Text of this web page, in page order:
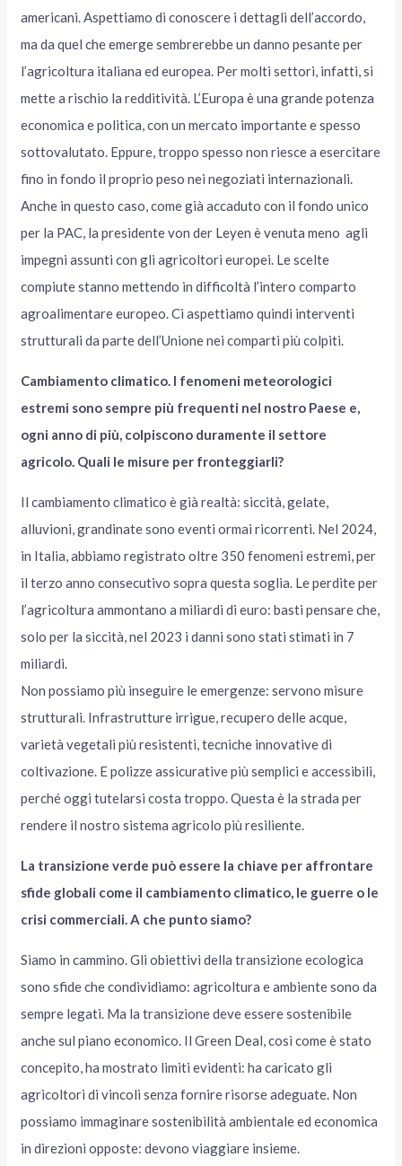
americani. Aspettiamo di conoscere i dettagli dell’accordo,
ma da quel che emerge sembrerebbe un danno pesante per
l’agricoltura italiana ed europea. Per molti settori, infatti, si
mette a rischio la redditività. L’Europa è una grande potenza
economica e politica, con un mercato importante e spesso
sottovalutato. Eppure, troppo spesso non riesce a esercitare
fino in fondo il proprio peso nei negoziati internazionali.
Anche in questo caso, come già accaduto con il fondo unico
per la PAC, la presidente von der Leyen è venuta meno agli
impegni assunti con gli agricoltori europei. Le scelte
compiute stanno mettendo in difficoltà l’intero comparto
agroalimentare europeo. Ci aspettiamo quindi interventi
strutturali da parte dell’Unione nei comparti più colpiti.
Cambiamento climatico. I fenomeni meteorologici
estremi sono sempre più frequenti nel nostro Paese e,
ogni anno di più, colpiscono duramente il settore
agricolo. Quali le misure per fronteggiarli?
Il cambiamento climatico è già realtà: siccità, gelate,
alluvioni, grandinate sono eventi ormai ricorrenti. Nel 2024,
in Italia, abbiamo registrato oltre 350 fenomeni estremi, per
il terzo anno consecutivo sopra questa soglia. Le perdite per
l’agricoltura ammontano a miliardi di euro: basti pensare che,
solo per la siccità, nel 2023 i danni sono stati stimati in 7
miliardi.
Non possiamo più inseguire le emergenze: servono misure
strutturali. Infrastrutture irrigue, recupero delle acque,
varietà vegetali più resistenti, tecniche innovative di
coltivazione. E polizze assicurative più semplici e accessibili,
perché oggi tutelarsi costa troppo. Questa è la strada per
rendere il nostro sistema agricolo più resiliente.
La transizione verde può essere la chiave per affrontare
sfide globali come il cambiamento climatico, le guerre o le
crisi commerciali. A che punto siamo?
Siamo in cammino. Gli obiettivi della transizione ecologica
sono sfide che condividiamo: agricoltura e ambiente sono da
sempre legati. Ma la transizione deve essere sostenibile
anche sul piano economico. Il Green Deal, così come è stato
concepito, ha mostrato limiti evidenti: ha caricato gli
agricoltori di vincoli senza fornire risorse adeguate. Non
possiamo immaginare sostenibilità ambientale ed economica
in direzioni opposte: devono viaggiare insieme.